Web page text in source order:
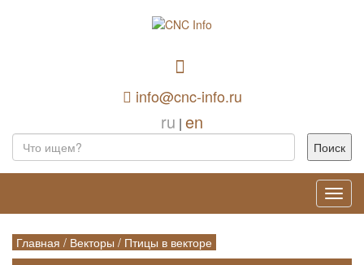
info@cnc-info.ru
ru | en
Главная / Векторы / Птицы в векторе